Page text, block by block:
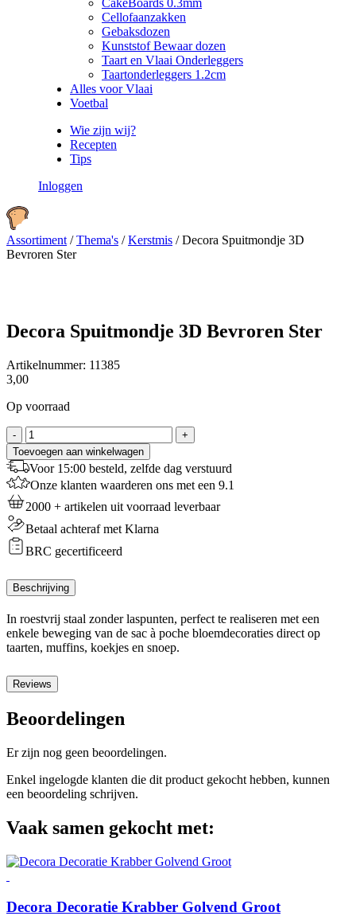
CakeBoards 0.3mm
Cellofaanzakken
Gebaksdozen
Kunststof Bewaar dozen
Taart en Vlaai Onderleggers
Taartonderleggers 1.2cm
Alles voor Vlaai
Voetbal
Wie zijn wij?
Recepten
Tips
Inloggen
Assortiment /Thema's /Kerstmis /Decora Spuitmondje 3D
Bevroren Ster
Decora Spuitmondje 3D Bevroren Ster
Artikelnummer: 11385
3,00
Op voorraad
-
Decora
Spuitmondje
3D
Bevroren
Ster
aantal
+
Toevoegen aan winkelwagen
Voor 15:00 besteld, zelfde dag verstuurd
Onze klanten waarderen ons met een 9.1
2000 + artikelen uit voorraad leverbaar
Betaal achteraf met Klarna
BRC gecertificeerd
Beschrijving
In roestvrij staal zonder laspunten, perfect te realiseren met een
enkele beweging van de sac à poche bloemdecoraties direct op
taarten, muffins, koekjes en snoep.
Reviews
Beoordelingen
Er zijn nog geen beoordelingen.
Enkel ingelogde klanten die dit product gekocht hebben, kunnen
een beoordeling schrijven.
Vaak samen gekocht met:
Decora Decoratie Krabber Golvend Groot